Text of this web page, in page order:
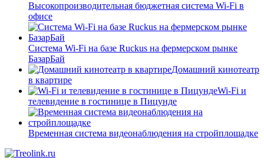
Высокопроизводительная бюджетная система Wi-Fi в
офисе
Система Wi-Fi на базе Ruckus на фермерском рынке
БазарБай
Домашний кинотеатр
в квартире
Wi-Fi и
телевидение в гостинице в Пицунде
Временная система видеонаблюдения на стройплощадке